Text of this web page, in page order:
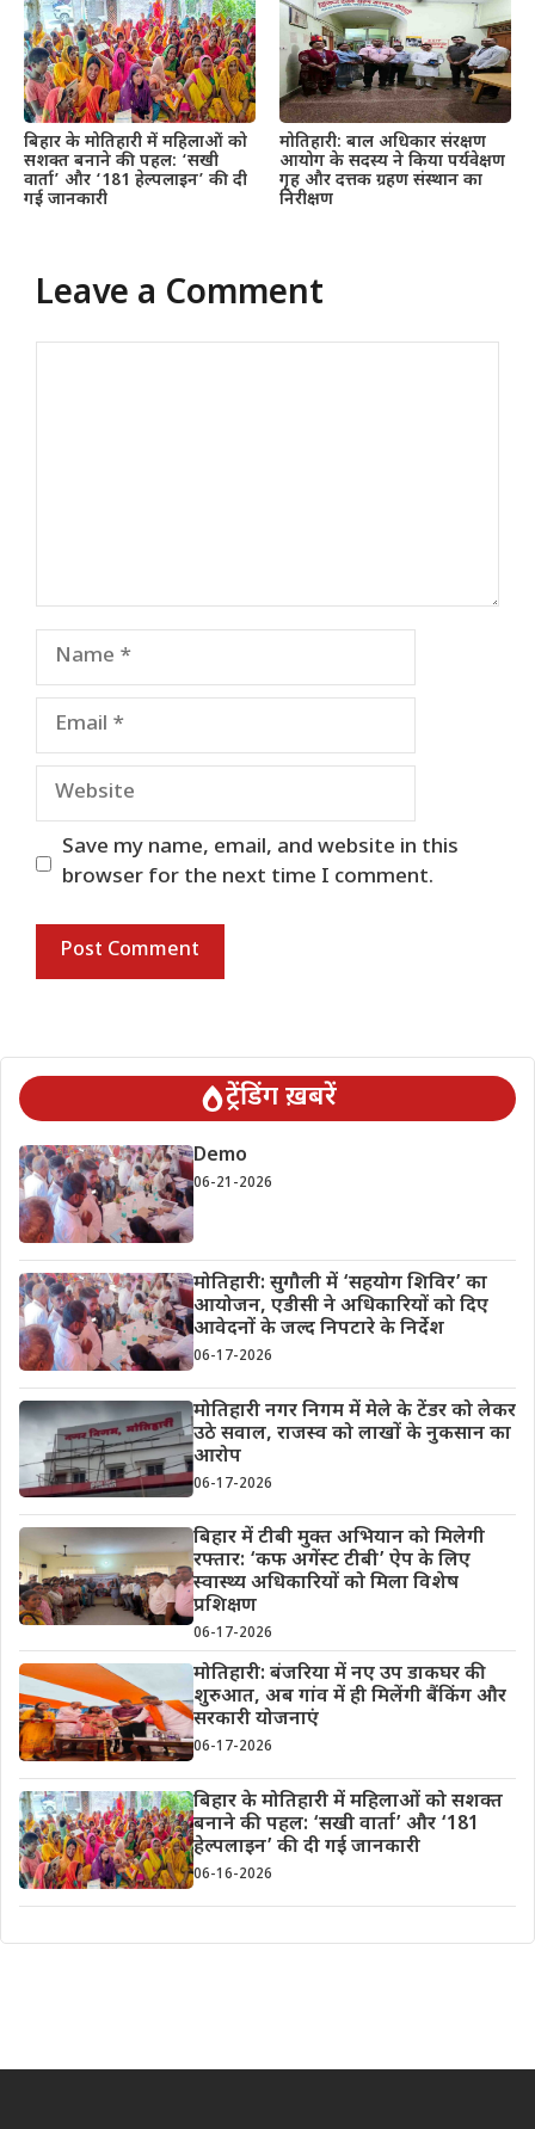
बिहार के मोतिहारी में महिलाओं को
सशक्त बनाने की पहल: ‘सखी
वार्ता’ और ‘181 हेल्पलाइन’ की दी
गई जानकारी
मोतिहारी: बाल अधिकार संरक्षण
आयोग के सदस्य ने किया पर्यवेक्षण
गृह और दत्तक ग्रहण संस्थान का
निरीक्षण
Leave a Comment
Name
Email
Website
Save my name, email, and website in this
browser for the next time I comment.
ट्रेंडिंग ख़बरें
Demo
06-21-2026
मोतिहारी: सुगौली में ‘सहयोग शिविर’ का
आयोजन, एडीसी ने अधिकारियों को दिए
आवेदनों के जल्द निपटारे के निर्देश
06-17-2026
मोतिहारी नगर निगम में मेले के टेंडर को लेकर
उठे सवाल, राजस्व को लाखों के नुकसान का
आरोप
06-17-2026
बिहार में टीबी मुक्त अभियान को मिलेगी
रफ्तार: ‘कफ अगेंस्ट टीबी’ ऐप के लिए
स्वास्थ्य अधिकारियों को मिला विशेष
प्रशिक्षण
06-17-2026
मोतिहारी: बंजरिया में नए उप डाकघर की
शुरुआत, अब गांव में ही मिलेंगी बैंकिंग और
सरकारी योजनाएं
06-17-2026
बिहार के मोतिहारी में महिलाओं को सशक्त
बनाने की पहल: ‘सखी वार्ता’ और ‘181
हेल्पलाइन’ की दी गई जानकारी
06-16-2026